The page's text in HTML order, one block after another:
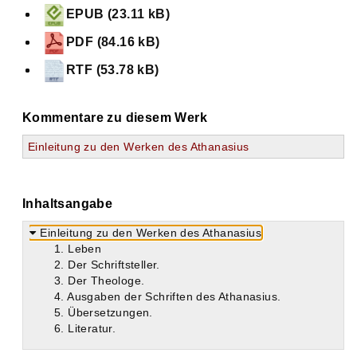
EPUB (23.11 kB)
PDF (84.16 kB)
RTF (53.78 kB)
Kommentare zu diesem Werk
Einleitung zu den Werken des Athanasius
Inhaltsangabe
Einleitung zu den Werken des Athanasius
1. Leben
2. Der Schriftsteller.
3. Der Theologe.
4. Ausgaben der Schriften des Athanasius.
5. Übersetzungen.
6. Literatur.